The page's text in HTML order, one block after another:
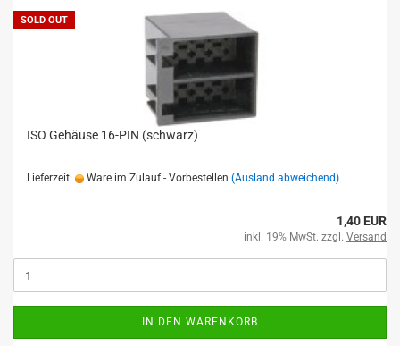
SOLD OUT
ISO Gehäuse 16-PIN (schwarz)
Lieferzeit: Ware im Zulauf - Vorbestellen (Ausland abweichend)
1,40 EUR
inkl. 19% MwSt. zzgl. Versand
IN DEN WARENKORB